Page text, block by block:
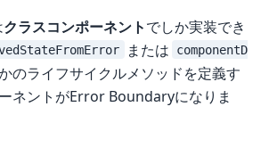
クラスコンポーネントでしか実装でき
または
componentD
のライフサイクルメソッドを定義す
ネントがError Boundaryになりま